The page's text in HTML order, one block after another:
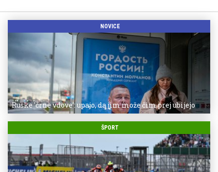
NOVICE
Ruske 'črne vdove': upajo, da jim može čim prej ubijejo
ŠPORT